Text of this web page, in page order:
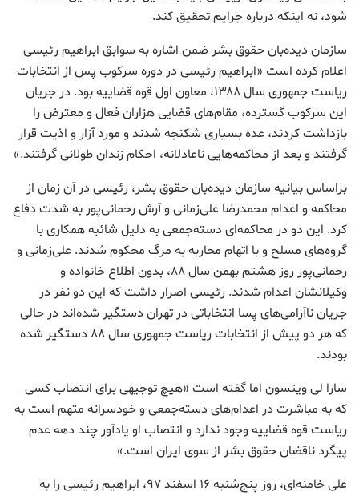
شود، نه اینکه درباره‌ جرایم تحقیق کند.
سازمان دیده‌بان حقوق بشر ضمن اشاره به سوابق ابراهیم رئیسی
اعلام کرده است «ابراهیم رئیسی در دوره سرکوب پس از انتخابات
ریاست جمهوری سال ۱۳۸۸، معاون اول قوه‌ قضاییه بود. در جریان
این سرکوب گسترده، مقام‌های قضایی هزاران فعال و معترض را
بازداشت کردند، عده‌ بسیاری شکنجه شدند و مورد آزار و اذیت قرار
گرفتند و بعد از محاکمه‌هایی ناعادلانه، احکام زندان طولانی گرفتند.»
براساس بیانیه سازمان دیده‌بان حقوق بشر، رئیسی در آن زمان از
محاکمه‌ و اعدام محمدرضا علی‌زمانی و آرش رحمانی‌پور به شدت دفاع
کرد. این دو در محاکمه‌ای دسته‌جمعی به دلیل شائبه‌ همکاری با
گروه‌های مسلح و با اتهام محاربه به مرگ محکوم شدند. علی‌زمانی و
رحمانی‌پور روز هشتم بهمن سال ۸۸، بدون اطلاع خانواده و
وکیلانشان اعدام شدند. رئیسی اصرار داشت که این دو نفر در
جریان ناآرامی‌های پسا انتخاباتی در تهران دستگیر شده‌اند در حالی
که هر دو پیش از انتخابات ریاست جمهوری سال ۸۸ دستگیر شده
‌بودند.
سارا لی ویتسون اما گفته است «هیچ توجیهی برای انتصاب کسی
که به مباشرت در اعدام‌های دسته‌جمعی و خودسرانه متهم است به
ریاست قوه‌ قضاییه وجود ندارد و انتصاب او یادآور چند دهه عدم
پیگرد ناقضان حقوق بشر از سوی ایران است.»
علی خامنه‌ای، روز پنج‌شنبه ۱۶ اسفند ۹۷، ابراهیم رئیسی را به